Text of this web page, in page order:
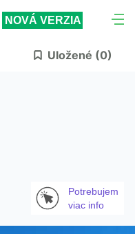
NOVÁ VERZIA
Uložené (0)
Potrebujem
viac info